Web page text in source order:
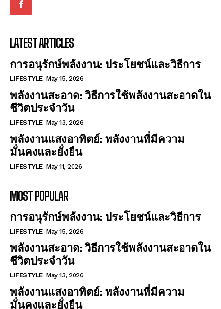
LATEST ARTICLES
การอนุรักษ์พลังงาน: ประโยชน์และวิธีการ
LIFESTYLE May 15, 2026
พลังงานสะอาด: วิธีการใช้พลังงานสะอาดใน
ชีวิตประจำวัน
LIFESTYLE May 13, 2026
พลังงานแสงอาทิตย์: พลังงานที่มีความ
มั่นคงและยั่งยืน
LIFESTYLE May 11, 2026
MOST POPULAR
การอนุรักษ์พลังงาน: ประโยชน์และวิธีการ
LIFESTYLE May 15, 2026
พลังงานสะอาด: วิธีการใช้พลังงานสะอาดใน
ชีวิตประจำวัน
LIFESTYLE May 13, 2026
พลังงานแสงอาทิตย์: พลังงานที่มีความ
มั่นคงและยั่งยืน